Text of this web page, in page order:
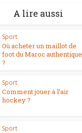
A lire aussi
Sport
Où acheter un maillot de
foot du Maroc authentique
?
Sport
Comment jouer à l’air
hockey ?
Sport